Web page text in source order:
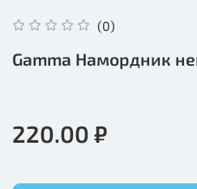
(0)
Gamma Намордник
220.00 ₽